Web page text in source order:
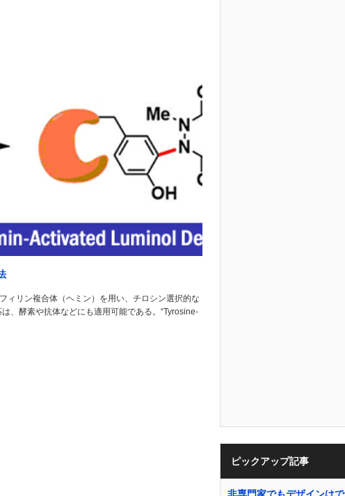
ィリン複合体（ヘミン）を用い、チロシン選択的な
、酵素や抗体などにも適用可能である。“Tyrosine-
ピックアップ記事